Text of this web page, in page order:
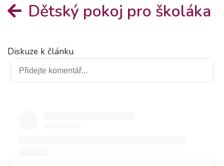
Dětský pokoj pro školáka
Diskuze k článku